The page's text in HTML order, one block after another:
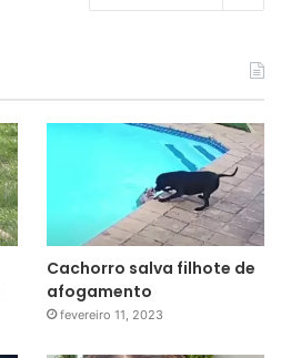
Cachorro salva filhote de
afogamento
fevereiro 11, 2023